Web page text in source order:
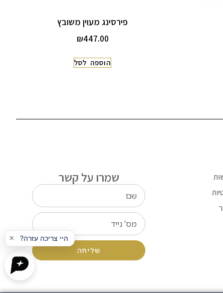
פירסינג מעוין משובץ
₪447.00
הוספה לסל
שמרו על קשר
שליחה